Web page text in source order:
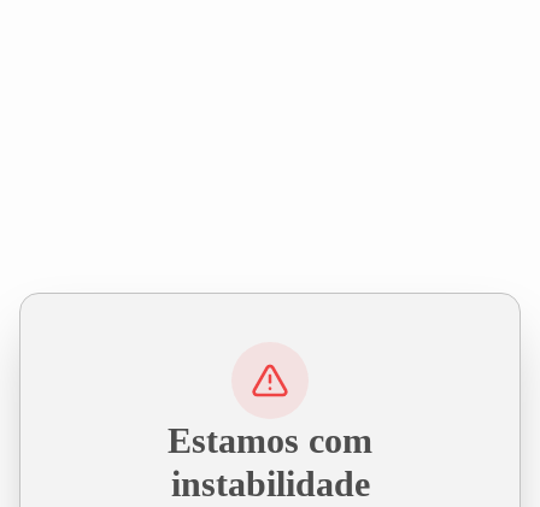
Estamos com
instabilidade